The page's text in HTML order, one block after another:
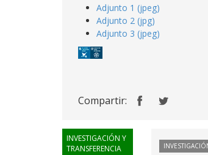
Adjunto 1 (jpeg)
Adjunto 2 (jpg)
Adjunto 3 (jpeg)
Compartir:
INVESTIGACIÓN Y
TRANSFERENCIA